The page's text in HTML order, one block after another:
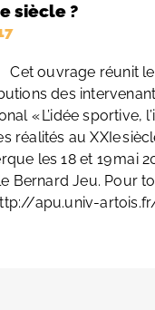
siècle ?
ouvrage réunit
des
« L’idée sportive,
réalités au XXIe
les 18 et 19 mai
Bernard Jeu. Pour
apu.univ-